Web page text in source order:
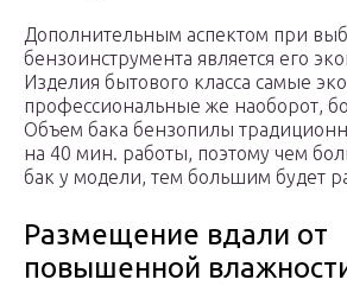
Дополнительным аспектом при
бензоинструмента является его
Изделия бытового класса самые
профессиональные же наоборот,
Объем бака бензопилы
на 40 мин. работы, поэтому чем
бак у модели, тем большим будет
Размещение вдали от
повышенной